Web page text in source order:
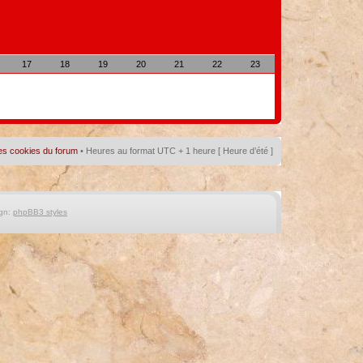
17 18 19 20 21 22 23
cookies du forum • Heures au format UTC + 1 heure [ Heure d’été ]
phpBB3 styles